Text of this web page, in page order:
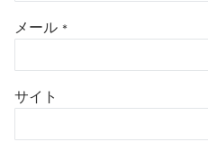
メール *
サイト